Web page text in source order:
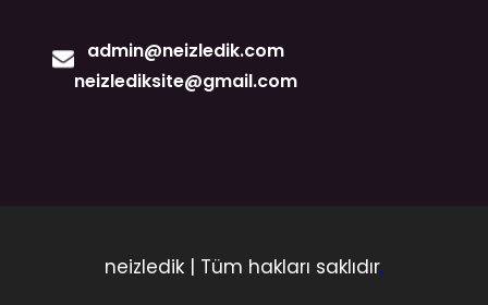
admin@neizledik.com
neizlediksite@gmail.com
neizledik | Tüm hakları saklıdır.